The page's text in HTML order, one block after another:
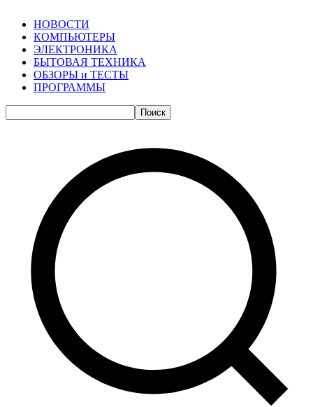
НОВОСТИ
КОМПЬЮТЕРЫ
ЭЛЕКТРОНИКА
БЫТОВАЯ ТЕХНИКА
ОБЗОРЫ и ТЕСТЫ
ПРОГРАММЫ
Поиск